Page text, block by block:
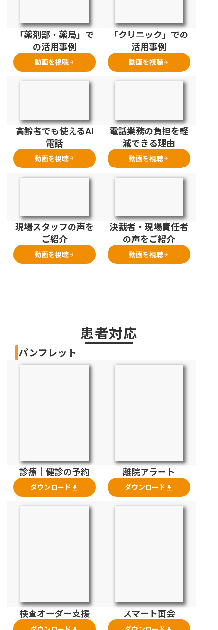
「薬剤部・薬局」で
の活用事例
動画を視聴arrow_forward
「クリニック」での
活用事例
動画を視聴arrow_forward
高齢者でも使えるAI
電話
動画を視聴arrow_forward
電話業務の負担を軽
減できる理由
動画を視聴arrow_forward
現場スタッフの声を
ご紹介
動画を視聴arrow_forward
決裁者・現場責任者
の声をご紹介
動画を視聴arrow_forward
患者対応
パンフレット
診療｜健診の予約
ダウンロード file_download
離院アラート
ダウンロード file_download
検査オーダー支援 スマート面会